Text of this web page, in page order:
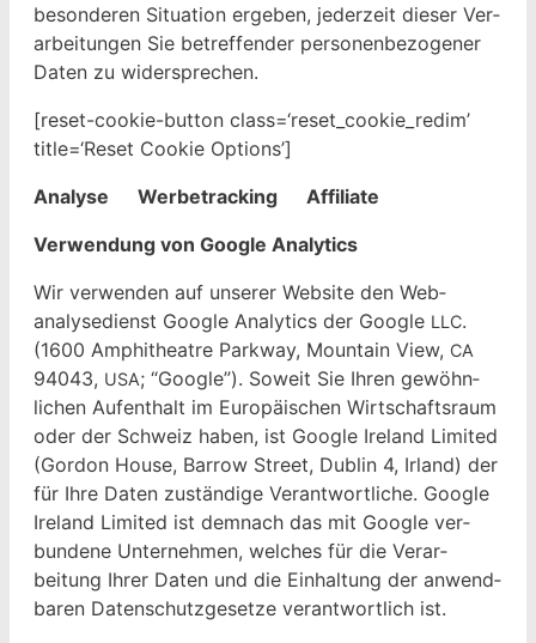
beson­deren Sit­u­a­tion ergeben, jed­erzeit dieser Ver­
ar­beitun­gen Sie betr­e­f­fend­er per­so­n­en­be­zo­gen­er
Dat­en zu widersprechen.
[reset-cook­ie-but­ton class=‘reset_cookie_redim’
title=‘Reset Cook­ie Options’]
Analyse Wer­be­track­ing Affiliate
Ver­wen­dung von Google Analytics
Wir ver­wen­den auf unser­er Web­site den Web­
analyse­di­enst Google Ana­lyt­ics der Google LLC.
(1600 Amphithe­atre Park­way, Moun­tain View, CA
94043, USA; “Google”). Soweit Sie Ihren gewöhn­
lichen Aufen­thalt im Europäis­chen Wirtschaft­sraum
oder der Schweiz haben, ist Google Ire­land Lim­it­ed
(Gor­don House, Bar­row Street, Dublin 4, Irland) der
für Ihre Dat­en zuständi­ge Ver­ant­wortliche. Google
Ire­land Lim­it­ed ist dem­nach das mit Google ver­
bun­dene Unternehmen, welch­es für die Ver­ar­
beitung Ihrer Dat­en und die Ein­hal­tung der anwend­
baren Daten­schutzge­set­ze ver­ant­wortlich ist.